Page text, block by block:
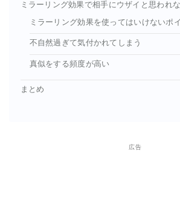
ミラーリング効果で相手にウザイと思われ
ミラーリング効果を使ってはいけないポ
不自然過ぎて気付かれてしまう
真似をする頻度が高い
まとめ
広告